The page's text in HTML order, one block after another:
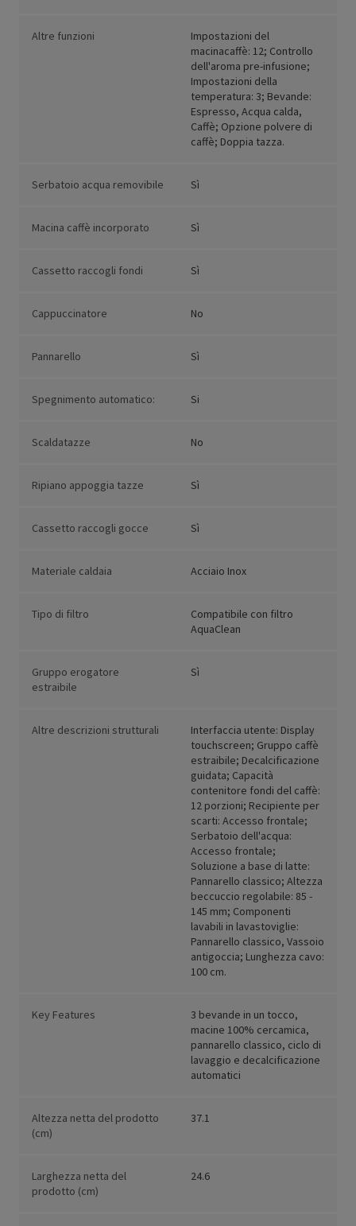
Altre funzioni
Impostazioni del
macinacaffè: 12; Controllo
dell'aroma pre-infusione;
Impostazioni della
temperatura: 3; Bevande:
Espresso, Acqua calda,
Caffè; Opzione polvere di
caffè; Doppia tazza.
Serbatoio acqua removibile Sì
Macina caffè incorporato Sì
Cassetto raccogli fondi Sì
Cappuccinatore No
Pannarello Sì
Spegnimento automatico: Si
Scaldatazze No
Ripiano appoggia tazze Sì
Cassetto raccogli gocce Sì
Materiale caldaia Acciaio Inox
Tipo di filtro
Compatibile con filtro
AquaClean
Gruppo erogatore
estraibile
Sì
Altre descrizioni strutturali
Interfaccia utente: Display
touchscreen; Gruppo caffè
estraibile; Decalcificazione
guidata; Capacità
contenitore fondi del caffè:
12 porzioni; Recipiente per
scarti: Accesso frontale;
Serbatoio dell'acqua:
Accesso frontale;
Soluzione a base di latte:
Pannarello classico; Altezza
beccuccio regolabile: 85 -
145 mm; Componenti
lavabili in lavastoviglie:
Pannarello classico, Vassoio
antigoccia; Lunghezza cavo:
100 cm.
Key Features
3 bevande in un tocco,
macine 100% cercamica,
pannarello classico, ciclo di
lavaggio e decalcificazione
automatici
Altezza netta del prodotto
(cm)
37.1
Larghezza netta del
prodotto (cm)
24.6